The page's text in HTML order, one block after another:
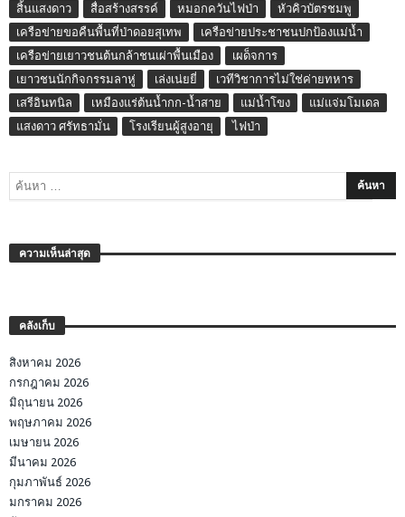
สิ้นแสงดาว
สื่อสร้างสรรค์ หมอกควันไฟป่า
หัวคิวบัตรชมพู
เครือข่ายขอคืนพื้นที่ป่าดอยสุเทพ
เครือข่ายประชาชนปกป้องแม่น้ำ
เครือข่ายเยาวชนต้นกล้าชนเผ่าพื้นเมือง
เผด็จการ
เยาวชนนักกิจกรรมลาหู่
เล่งเน่ยยี่
เวทีวิชาการไม่ใช่ค่ายทหาร
เสรีอินทนิล
เหมืองแร่ต้นน้ำกก-น้ำสาย แม่น้ำโขง
แม่แจ่มโมเดล
แสงดาว ศรัทธามั่น
โรงเรียนผู้สูงอายุ ไฟป่า
ความเห็นล่าสุด
คลังเก็บ
สิงหาคม 2026
กรกฎาคม 2026
มิถุนายน 2026
พฤษภาคม 2026
เมษายน 2026
มีนาคม 2026
กุมภาพันธ์ 2026
มกราคม 2026